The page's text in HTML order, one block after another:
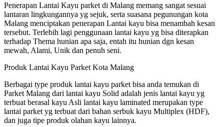
Penerapan Lantai Kayu parket di Malang memang sangat sesuai
lantaran lingkungannya yg sejuk, serta suasana pegunungan kota
Malang menciptakan penerapan Lantai kayu bisa menambah kesan
tersebut. Terlebih lagi penggunaan lantai kayu yg bisa diterapkan
terhadap Thema hunian apa saja, entah itu hunian dgn kesan
mewah, Alami, Unik dan penuh seni.
Produk Lantai Kayu Parket Kota Malang
Berbagai type produk lantai kayu parket bisa anda temukan di
Parket Malang dari lantai kayu Solid adalah jenis lantai kayu yg
terbuat berasal kayu Asli lantai kayu laminated merupakan type
lantai parket yg terbuat dari bahan serbuk kayu Multiplex (HDF),
dan juga tipe produk olahan kayu lainnya.